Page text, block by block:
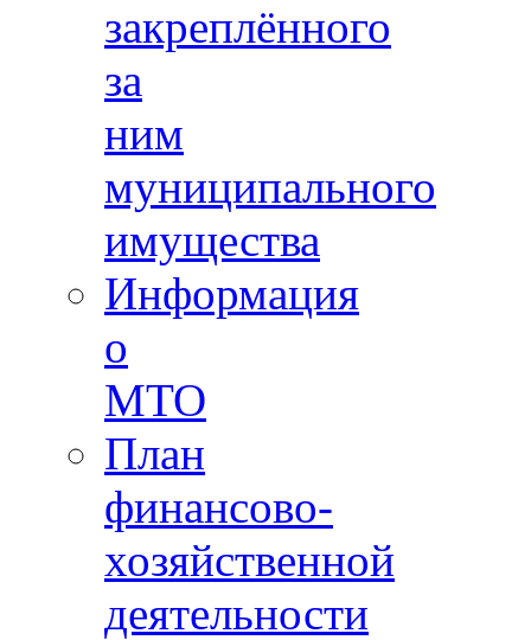
закреплённого
за
ним
муниципального
имущества
Информация
о
МТО
План
финансово-
хозяйственной
деятельности